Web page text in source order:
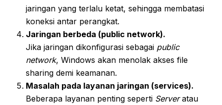
jaringan yang terlalu ketat, sehingga membatasi
koneksi antar perangkat.
Jaringan berbeda (public network).
Jika jaringan dikonfigurasi sebagai public
network, Windows akan menolak akses file
sharing demi keamanan.
Masalah pada layanan jaringan (services).
Beberapa layanan penting seperti Serveratau